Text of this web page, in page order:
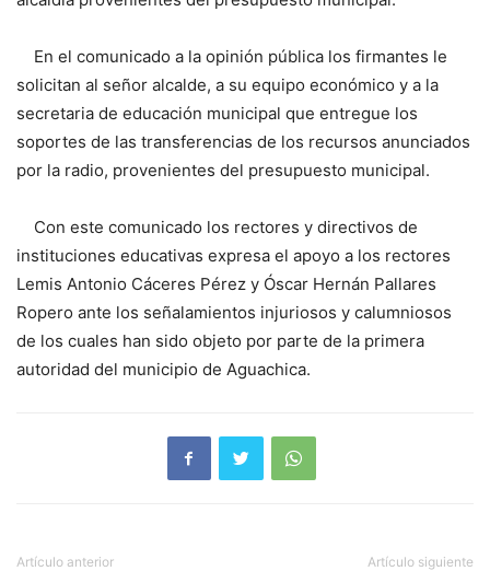
En el comunicado a la opinión pública los firmantes le
solicitan al señor alcalde, a su equipo económico y a la
secretaria de educación municipal que entregue los
soportes de las transferencias de los recursos anunciados
por la radio, provenientes del presupuesto municipal.
Con este comunicado los rectores y directivos de
instituciones educativas expresa el apoyo a los rectores
Lemis Antonio Cáceres Pérez y Óscar Hernán Pallares
Ropero ante los señalamientos injuriosos y calumniosos
de los cuales han sido objeto por parte de la primera
autoridad del municipio de Aguachica.
Artículo anterior Artículo siguiente